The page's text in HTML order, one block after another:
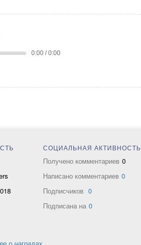
0:00 / 0:00
СОЦИАЛЬНАЯ АКТИВНОСТЬ
Получено комментариев 0
Написано комментариев 0
Подписчиков 0
Подписана на 0